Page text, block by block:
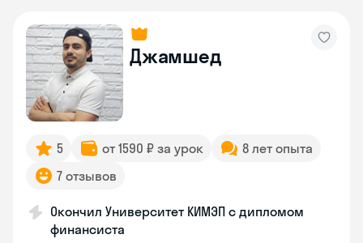
Джамшед
5 от 1590 ₽ за урок
8 лет опыта
7 отзывов
Окончил Университет КИМЭП с дипломом
финансиста